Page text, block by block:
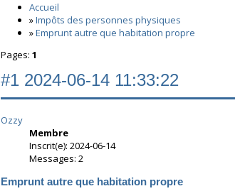
Accueil
»Impôts des personnes physiques
»Emprunt autre que habitation propre
Pages: 1
#1 2024-06-14 11:33:22
Ozzy
Membre
Inscrit(e): 2024-06-14
Messages: 2
Emprunt autre que habitation propre